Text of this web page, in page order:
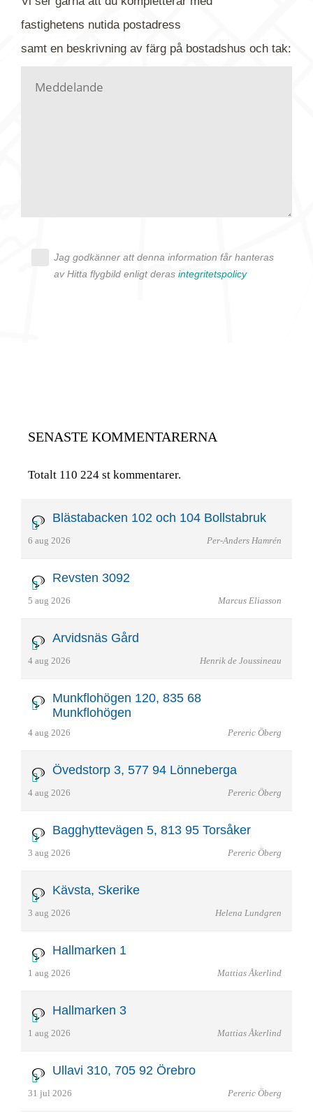
kontaktar dig så fort vi kan, givetvis utan
fastighetens nutidapostadress
samt en beskrivning av färg på bostadshus och tak:
Jag godkänner att denna information får hanteras
av Hitta flygbild enligt deras integritetspolicy
SENASTE KOMMENTARERNA
Totalt 110 224 st kommentarer.
Blästabacken 102 och 104 Bollstabruk
6 aug 2026 Per-Anders Hamrén
Revsten 3092
5 aug 2026 Marcus Eliasson
Arvidsnäs Gård
4 aug 2026 Henrik de Joussineau
Munkflohögen 120, 835 68
Munkflohögen
4 aug 2026 Pereric Öberg
Övedstorp 3, 577 94 Lönneberga
4 aug 2026 Pereric Öberg
Bagghyttevägen 5, 813 95 Torsåker
3 aug 2026 Pereric Öberg
Kävsta, Skerike
3 aug 2026 Helena Lundgren
Hallmarken 1
1 aug 2026 Mattias Åkerlind
Hallmarken 3
1 aug 2026 Mattias Åkerlind
Ullavi 310, 705 92 Örebro
31 jul 2026 Pereric Öberg